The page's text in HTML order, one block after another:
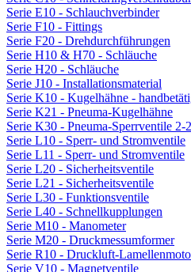
Serie E10 - Schlauchverbinder
Serie F10 - Fittings
Serie F20 - Drehdurchführungen
Serie H10 & H70 - Schläuche
Serie H20 - Schläuche
Serie J10 - Installationsmaterial
Serie K10 - Kugelhähne -
Serie K21 - Pneuma-Kugelhähne
Serie K30 - Pneuma-Sperrventile 2-
Serie L10 - Sperr- und Stromventile
Serie L11 - Sperr- und Stromventile
Serie L20 - Sicherheitsventile
Serie L21 - Sicherheitsventile
Serie L30 - Funktionsventile
Serie L40 - Schnellkupplungen
Serie M10 - Manometer
Serie M20 - Druckmessumformer
Serie R10 - Druckluft-
Serie V10 - Magnetventile